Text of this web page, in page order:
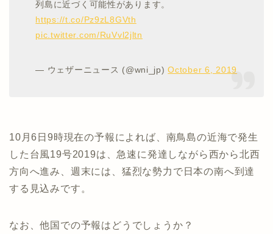
列島に近づく可能性があります。
https://t.co/Pz9zL8GVth
pic.twitter.com/RuVvl2jltn
— ウェザーニュース (@wni_jp)October 6, 2019
10月6日9時現在の予報によれば、南鳥島の近海で発生
した台風19号2019は、急速に発達しながら西から北西
方向へ進み、週末には、猛烈な勢力で日本の南へ到達
する見込みです。
なお、他国での予報はどうでしょうか？